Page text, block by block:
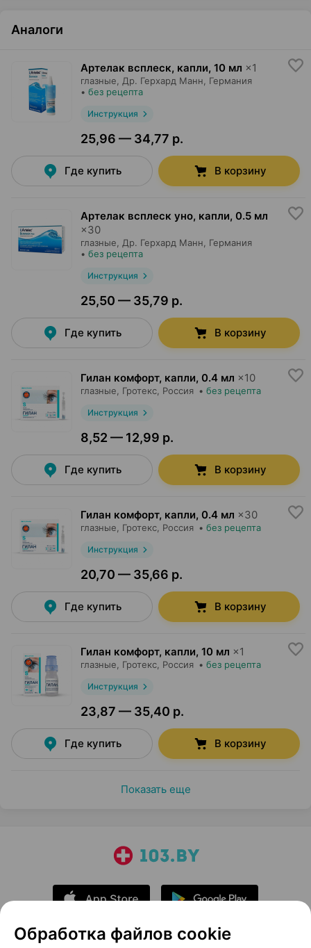
Аналоги
Артелак всплеск, капли, 10 мл ×1
глазные, Др. Герхард Манн, Германия
• без рецепта
Инструкция
25,96 — 34,77 р.
Где купить В корзину
Артелак всплеск уно, капли, 0.5 мл
×30
глазные, Др. Герхард Манн, Германия
• без рецепта
Инструкция
25,50 — 35,79 р.
Где купить В корзину
Гилан комфорт, капли, 0.4 мл ×10
глазные, Гротекс, Россия • без рецепта
Инструкция
8,52 — 12,99 р.
Где купить В корзину
Гилан комфорт, капли, 0.4 мл ×30
глазные, Гротекс, Россия • без рецепта
Инструкция
20,70 — 35,66 р.
Где купить В корзину
Гилан комфорт, капли, 10 мл ×1
глазные, Гротекс, Россия • без рецепта
Инструкция
23,87 — 35,40 р.
Где купить В корзину
Показать еще
Обработка файлов cookie